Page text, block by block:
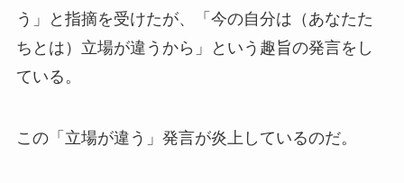
う」と指摘を受けたが、「今の自分は（あなたた
ちとは）立場が違うから」という趣旨の発言をし
ている。
この「立場が違う」発言が炎上しているのだ。